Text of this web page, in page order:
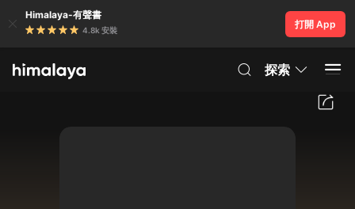
Himalaya-有聲書
4.8k 安裝
打開 App
探索